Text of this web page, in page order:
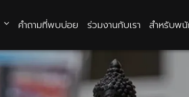
คำถามที่พบบ่อย ร่วมงานกับเรา สำหรับพ